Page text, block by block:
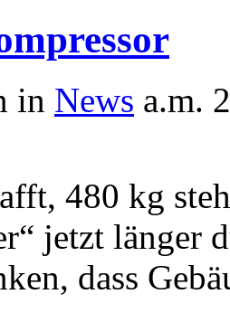
in News a.m.
480 kg
jetzt länger
dass